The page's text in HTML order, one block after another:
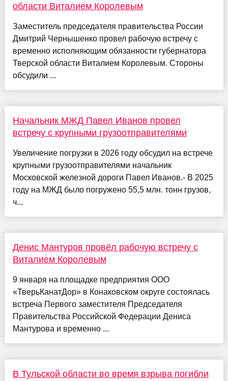
области Виталием Королевым
Заместитель председателя правительства России
Дмитрий Чернышенко провел рабочую встречу с
временно исполняющим обязанности губернатора
Тверской области Виталием Королевым. Стороны
обсудили ...
Начальник МЖД Павел Иванов провел
встречу с крупными грузоотправителями
Увеличение погрузки в 2026 году обсудил на встрече
крупными грузоотправителями начальник
Московской железной дороги Павел Иванов.- В 2025
году на МЖД было погружено 55,5 млн. тонн грузов,
ч...
Денис Мантуров провёл рабочую встречу с
Виталием Королевым
9 января на площадке предприятия ООО
«ТверьКанатДор» в Конаковском округе состоялась
встреча Первого заместителя Председателя
Правительства Российской Федерации Дениса
Мантурова и временно ...
В Тульской области во время взрыва погибли